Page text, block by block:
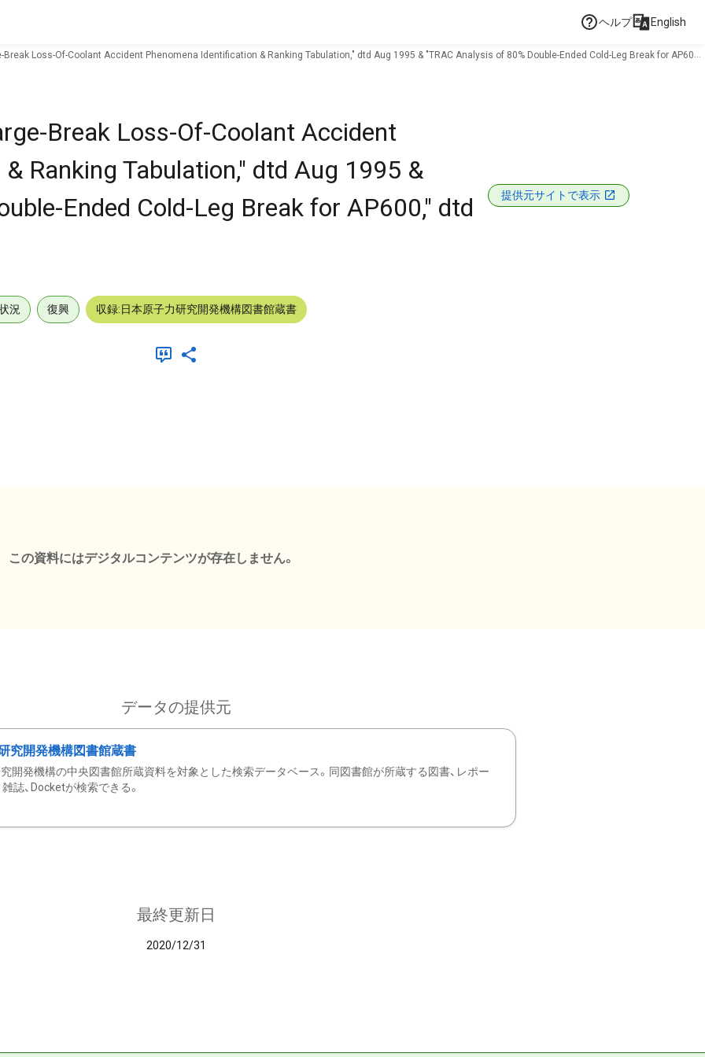
ヘルプ English
Loss-Of-Coolant Accident Phenomena Identification & Ranking Tabulation," dtd Aug 1995 & "TRAC Analysis of 80% Double-Ended Cold-Leg Break for AP600,"
Break Loss-Of-Coolant Accident
Ranking Tabulation," dtd Aug 1995 &
Ended Cold-Leg Break for AP600," dtd
提供元サイトで表示
況 復興 収録:日本原子力研究開発機構図書館蔵書
この資料にはデジタルコンテンツが存在しません。
データの提供元
究開発機構図書館蔵書
開発機構の中央図書館所蔵資料を対象とした検索データベース。同図書館が所蔵する図書、レポー
雑誌、Docketが検索できる。
最終更新日
2020/12/31